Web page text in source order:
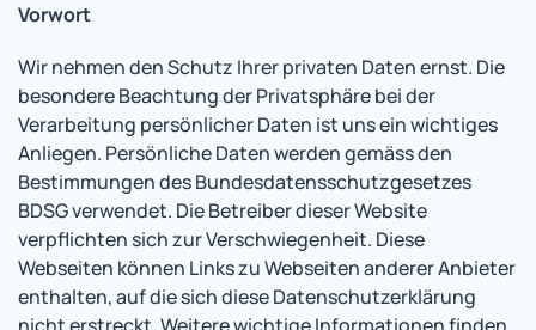
Vorwort
Wir nehmen den Schutz Ihrer privaten Daten ernst. Die
besondere Beachtung der Privatsphäre bei der
Verarbeitung persönlicher Daten ist uns ein wichtiges
Anliegen. Persönliche Daten werden gemäss den
Bestimmungen des Bundesdatensschutzgesetzes
BDSG verwendet. Die Betreiber dieser Website
verpflichten sich zur Verschwiegenheit. Diese
Webseiten können Links zu Webseiten anderer Anbieter
enthalten, auf die sich diese Datenschutzerklärung